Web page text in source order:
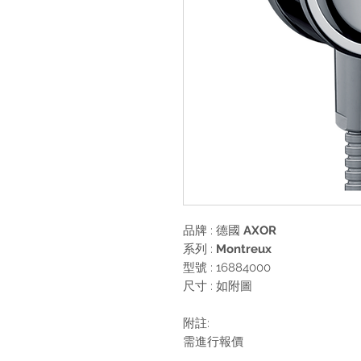
品牌 : 德國 AXOR
系列 : Montreux
型號 : 16884000
尺寸 : 如附圖
附註:
需進行報價